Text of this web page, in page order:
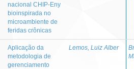
nacional CHIP-Eny
bioinspirada no
microambiente de
feridas crônicas
Aplicação da
metodologia de
gerenciamento
Lemos, Luiz Alber